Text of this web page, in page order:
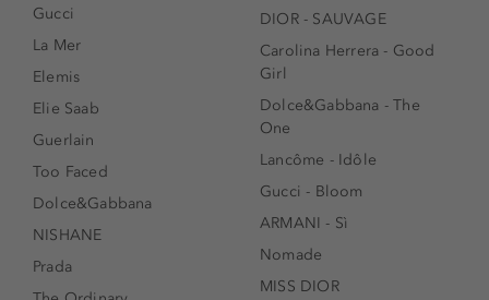
Gucci
La Mer
Elemis
Elie Saab
Guerlain
Too Faced
Dolce&Gabbana
NISHANE
Prada
DIOR - SAUVAGE
Carolina Herrera - Good
Girl
Dolce&Gabbana - The
One
Lancôme - Idôle
Gucci - Bloom
ARMANI - Sì
Nomade
MISS DIOR